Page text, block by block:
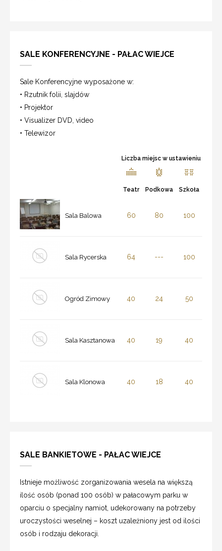
SALE KONFERENCYJNE - PAŁAC WIEJCE
Sale Konferencyjne wyposażone w:
• Rzutnik folii, slajdów
• Projektor
• Visualizer DVD, video
• Telewizor
Liczba miejsc w ustawieniu
Teatr Podkowa Szkoła
Sala Balowa 60 80 100
Sala Rycerska 64 --- 100
Ogród Zimowy 40 24 50
Sala Kasztanowa 40 19 40
Sala Klonowa 40 18 40
SALE BANKIETOWE - PAŁAC WIEJCE
Istnieje możliwość zorganizowania wesela na większą
ilość osób (ponad 100 osób) w pałacowym parku w
oparciu o specjalny namiot, udekorowany na potrzeby
uroczystości weselnej – koszt uzależniony jest od ilości
osób i rodzaju dekoracji.